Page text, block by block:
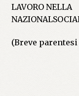
LAVORO
(Breve